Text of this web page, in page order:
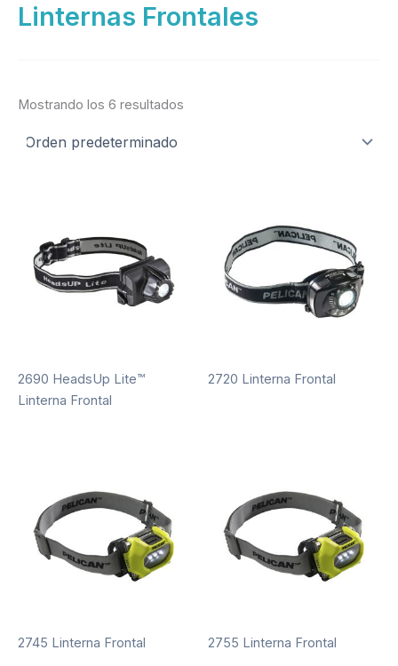
Linternas Frontales
Mostrando los 6 resultados
2690 HeadsUp Lite™
Linterna Frontal
2720 Linterna Frontal
2745 Linterna Frontal 2755 Linterna Frontal